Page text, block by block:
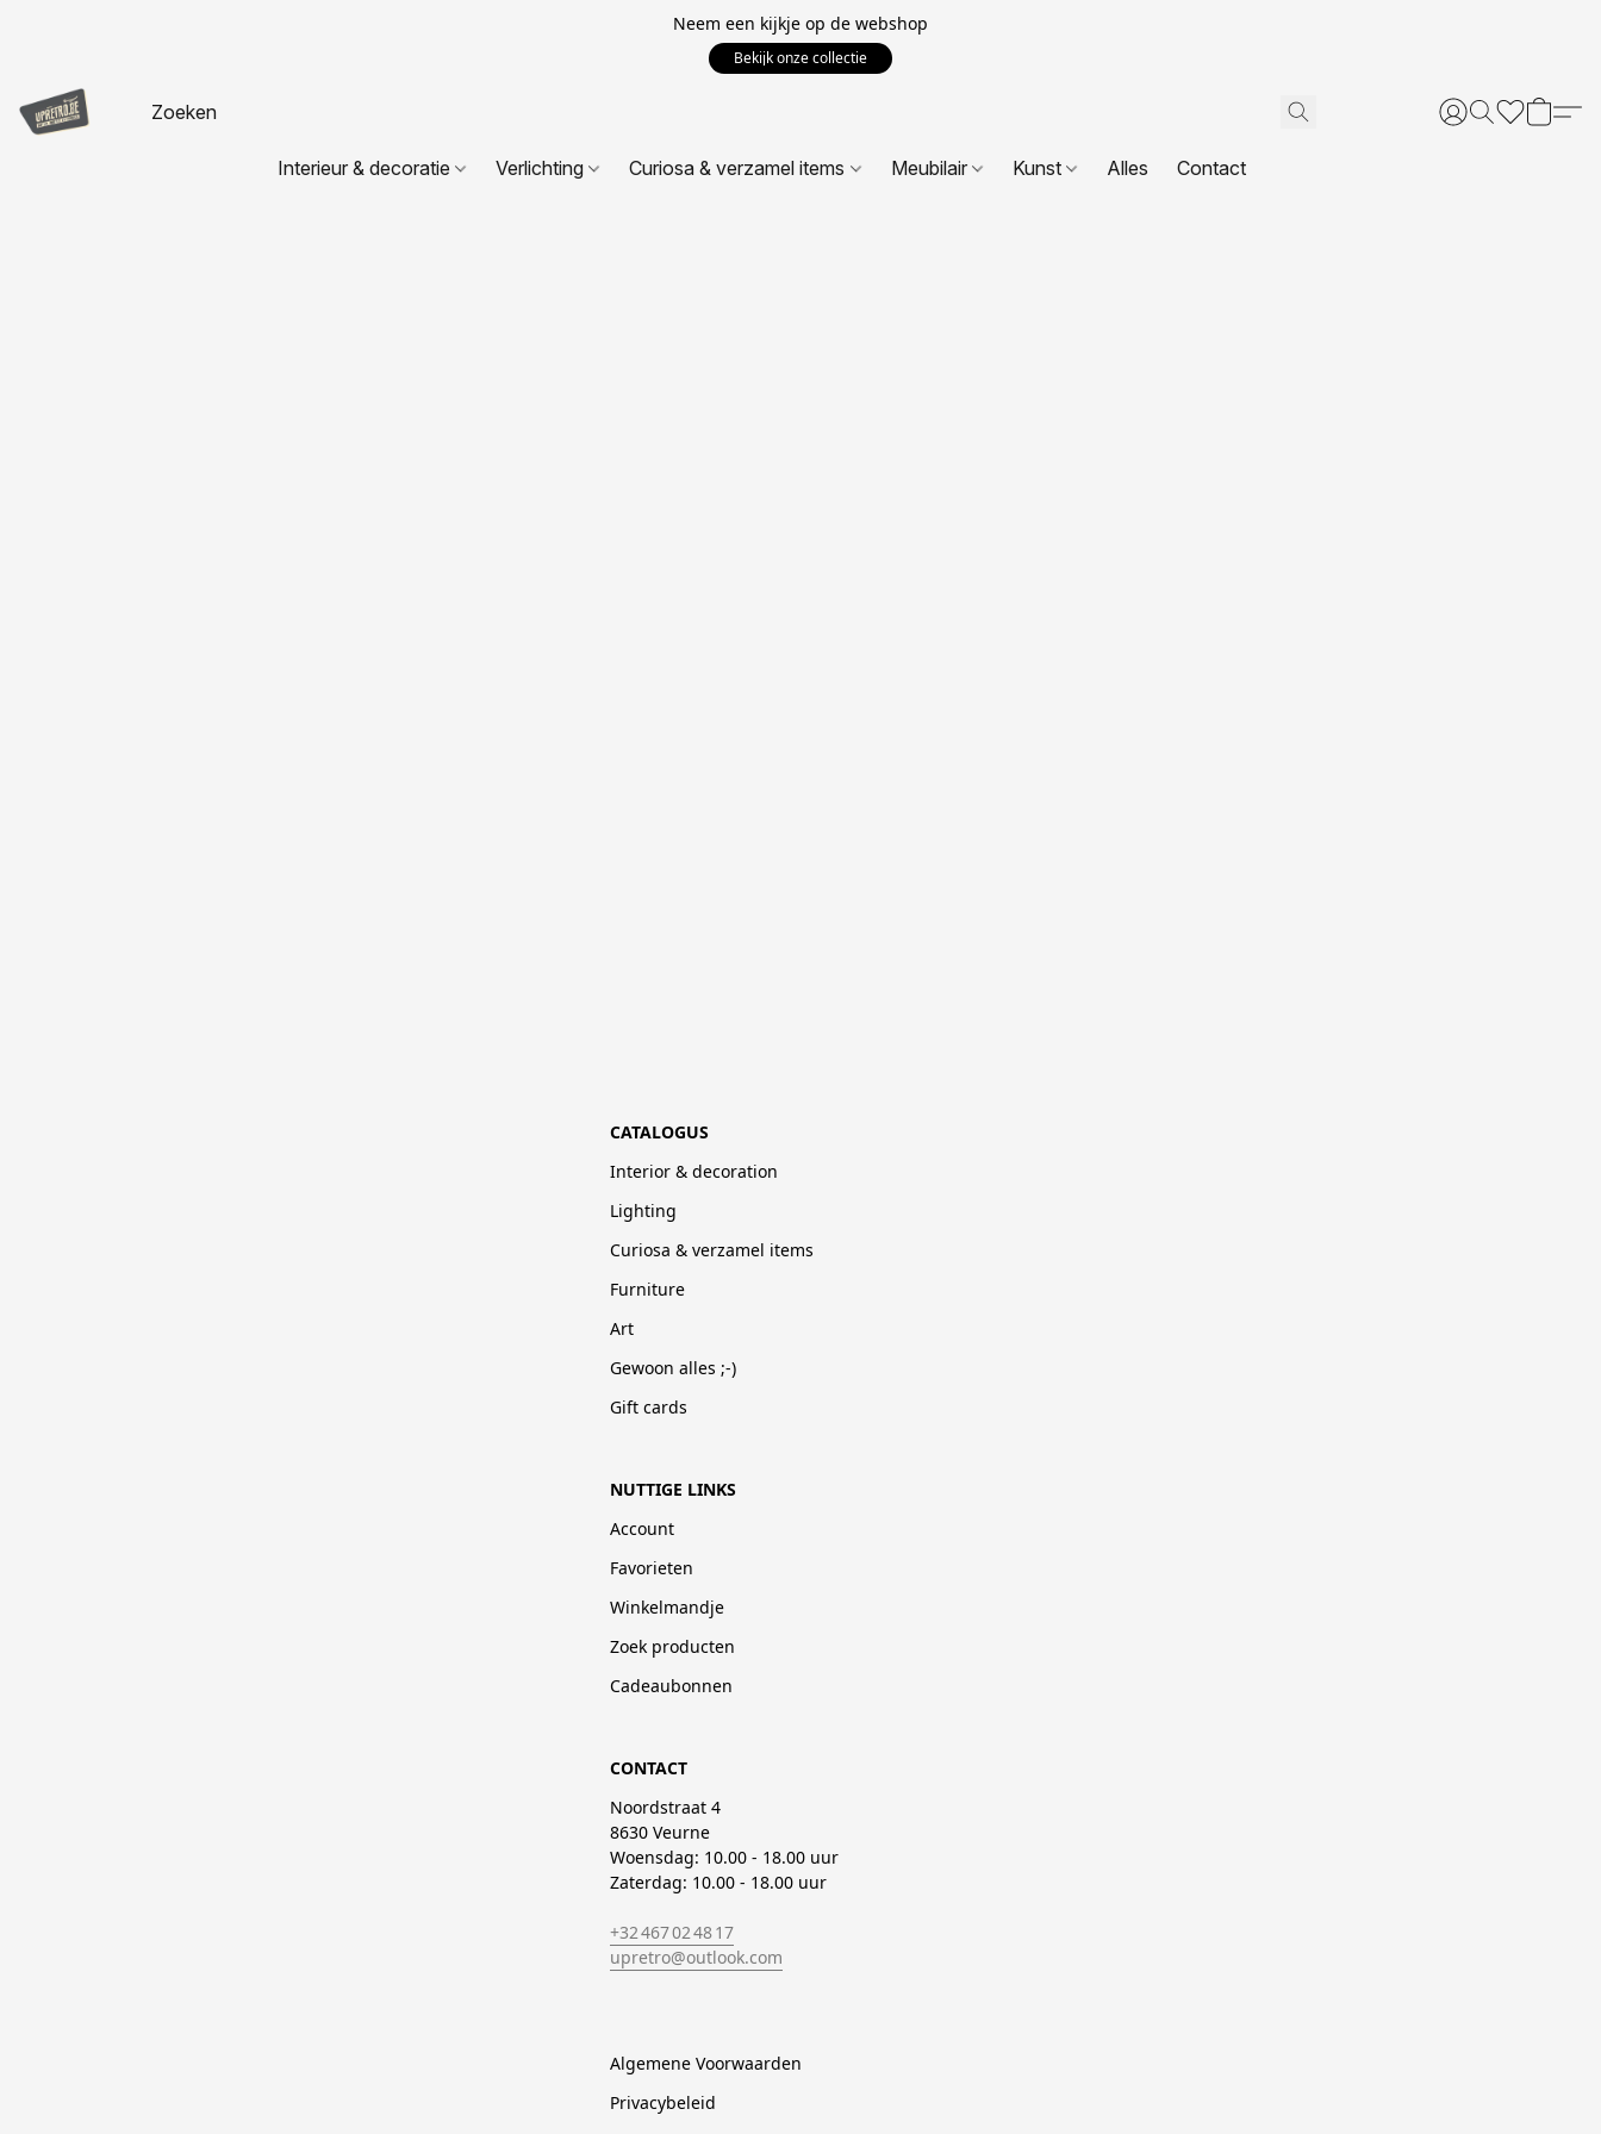
Neem een kijkje op de webshop
Bekijk onze collectie
Interieur & decoratie Verlichting Curiosa & verzamel items Meubilair Kunst Alles Contact
CATALOGUS
Interior & decoration
Lighting
Curiosa & verzamel items
Furniture
Art
Gewoon alles ;-)
Gift cards
NUTTIGE LINKS
Account
Favorieten
Winkelmandje
Zoek producten
Cadeaubonnen
CONTACT
Noordstraat 4
8630 Veurne
Woensdag: 10.00 - 18.00 uur
Zaterdag: 10.00 - 18.00 uur
+32 467 02 48 17
upretro@outlook.com
Algemene Voorwaarden
Privacybeleid